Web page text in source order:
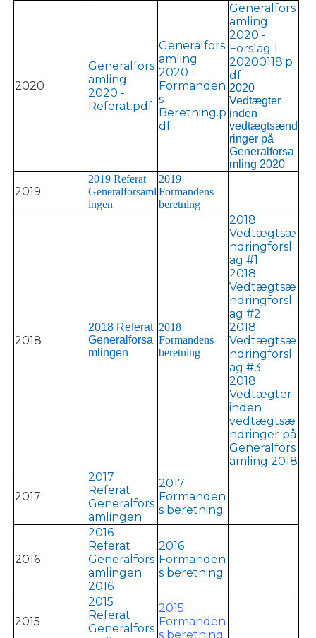
2020
Generalfors
amling
2020 -
Referat.pdf
Generalfors
amling
2020 -
Formanden
s
Beretning.p
df
Generalfors
amling
2020 -
Forslag 1
20200118.p
df
2020
Vedtægter
inden
vedtægtsænd
ringer på
Generalforsa
mling 2020
2019
2019 Referat
Generalforsaml
ingen
2019
Formandens
beretning
2018
2018 Referat
Generalforsa
mlingen
2018
Formandens
beretning
2018
Vedtægtsæ
ndringforsl
ag #1
2018
Vedtægtsæ
ndringforsl
ag #2
2018
Vedtægtsæ
ndringforsl
ag #3
2018
Vedtægter
inden
vedtægtsæ
ndringer på
Generalfors
amling 2018
2017
2017
Referat
Generalfors
amlingen
2017
Formanden
s beretning
2016
2016
Referat
Generalfors
amlingen
2016
2016
Formanden
s beretning
2015
2015
Referat
Generalfors
2015
Formanden
s beretning